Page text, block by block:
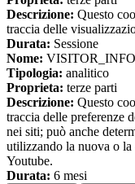
Descrizione: Questo
traccia delle
Durata: Sessione
Nome:
Tipologia: analitico
Proprieta: terze parti
Descrizione: Questo
traccia delle preferenze
nei siti; può anche
utilizzando la nuova o
Youtube.
Durata: 6 mesi